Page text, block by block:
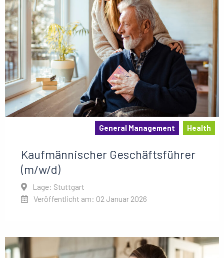
General Management Health
Kaufmännischer Geschäftsführer
(m/w/d)
Lage: Stuttgart
Veröffentlicht am: 02 Januar 2026